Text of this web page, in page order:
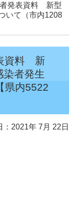
発表資料 新型
いて（市内1208
資料 新
者発生
県内5522
：2021年 7月 22日